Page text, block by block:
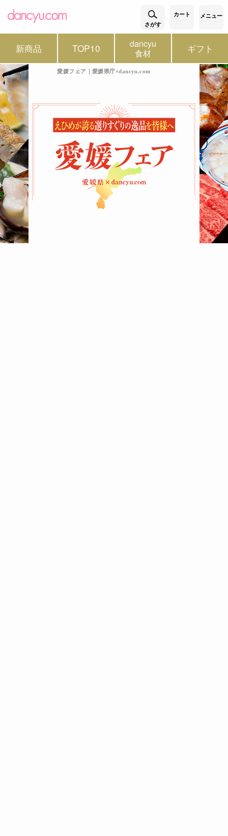
さがす
カート メニュー
新商品 TOP10 dancyu
食材 ギフト
愛媛フェア｜愛媛県庁×dancyu.com